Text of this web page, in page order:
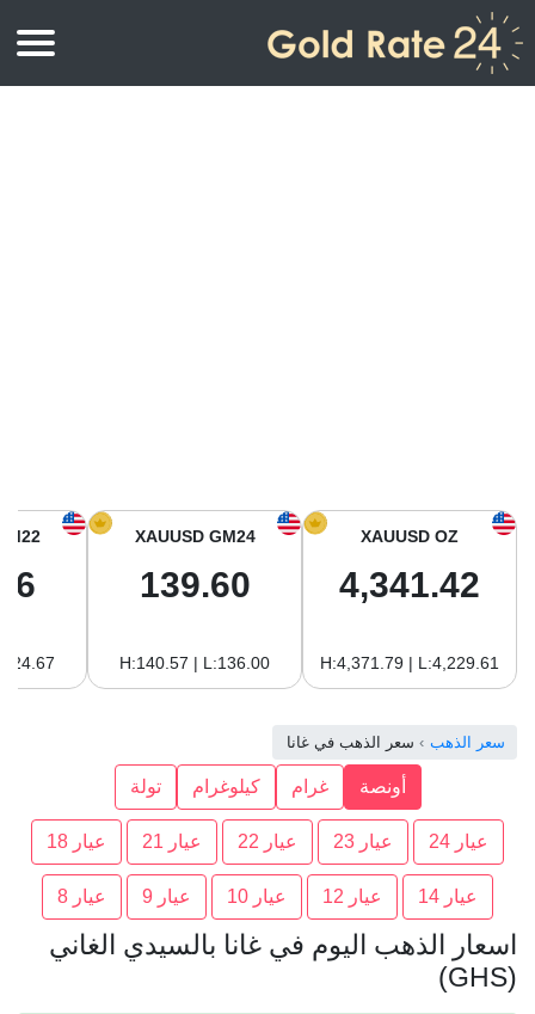
أسعار الذهب في أمريكا الجنوبية
XAUUSD OZ
4,341.42
H:4,371.79 | L:4,229.61
XAUUSD GM24
139.60
H:140.57 | L:136.00
سعر الذهب سعر الذهب في غانا
أونصة غرام كيلوغرام تولة
عيار 24 عيار 23 عيار 22 عيار 21 عيار 18
عيار 14 عيار 12 عيار 10 عيار 9 عيار 8
اسعار الذهب اليوم في غانا بالسيدي الغاني
(GHS)